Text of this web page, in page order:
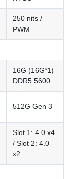
250 nits /
PWM
16G (16G*1)
DDR5 5600
512G Gen 3
Slot 1: 4.0 x4
/ Slot 2: 4.0
x2